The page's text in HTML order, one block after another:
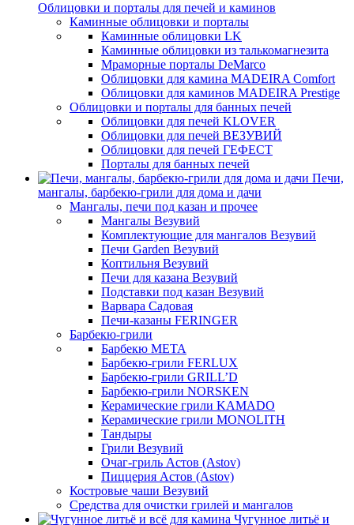
Облицовки и порталы для печей и каминов
Каминные облицовки и порталы
Каминные облицовки LK
Каминные облицовки из талькомагнезита
Мраморные порталы DeMarco
Облицовки для камина MADEIRA Comfort
Облицовки для каминов MADEIRA Prestige
Облицовки и порталы для банных печей
Облицовки для печей KLOVER
Облицовки для печей ВЕЗУВИЙ
Облицовки для печей ГЕФЕСТ
Порталы для банных печей
Печи,
мангалы, барбекю-грили для дома и дачи
Мангалы, печи под казан и прочее
Мангалы Везувий
Комплектующие для мангалов Везувий
Печи Garden Везувий
Коптильня Везувий
Печи для казана Везувий
Подставки под казан Везувий
Варвара Садовая
Печи-казаны FERINGER
Барбекю-грили
Барбекю МЕТА
Барбекю-грили FERLUX
Барбекю-грили GRILL’D
Барбекю-грили NORSKEN
Керамические грили KAMADO
Керамические грили MONOLITH
Тандыры
Грили Везувий
Очаг-гриль Астов (Astov)
Пиццерия Астов (Astov)
Костровые чаши Везувий
Средства для очистки грилей и мангалов
Чугунное литьё и